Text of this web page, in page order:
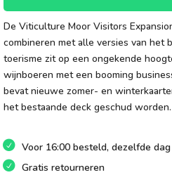
De Viticulture Moor Visitors
combineren met alle versies van het
toerisme zit op een ongekende
wijnboeren met een booming
bevat nieuwe zomer- en
het bestaande deck geschud worden.
Voor 16:00 besteld, dezelfde
Gratis retourneren